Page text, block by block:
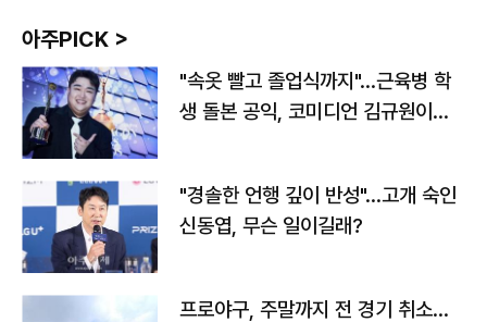
아주PICK >
"속옷 빨고 졸업식까지"…근육병 학
생 돌본 공익, 코미디언 김규원이었
"경솔한 언행 깊이 반성"…고개 숙인
신동엽, 무슨 일이길래?
프로야구, 주말까지 전 경기 취소…